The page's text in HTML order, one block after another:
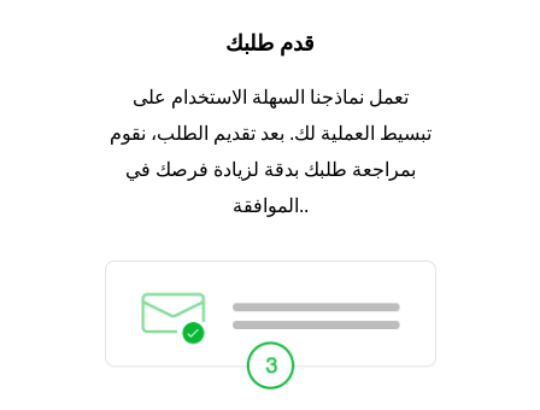
قدم طلبك
تعمل نماذجنا السهلة الاستخدام على
تبسيط العملية لك. بعد تقديم الطلب، نقوم
بمراجعة طلبك بدقة لزيادة فرصك في
الموافقة..